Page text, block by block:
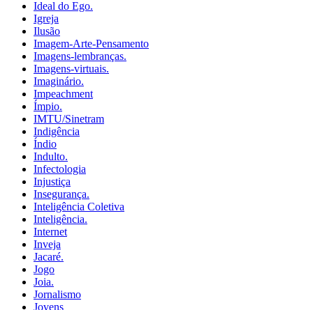
Ideal do Ego.
Igreja
Ilusão
Imagem-Arte-Pensamento
Imagens-lembranças.
Imagens-virtuais.
Imaginário.
Impeachment
Ímpio.
IMTU/Sinetram
Indigência
Índio
Indulto.
Infectologia
Injustiça
Insegurança.
Inteligência Coletiva
Inteligência.
Internet
Inveja
Jacaré.
Jogo
Joia.
Jornalismo
Jovens